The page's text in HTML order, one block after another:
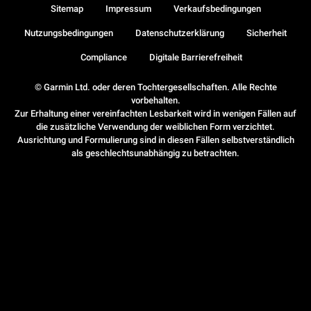
© Garmin Ltd. oder deren Tochtergesellschaften. Alle Rechte
vorbehalten.
Zur Erhaltung einer vereinfachten Lesbarkeit wird in wenigen Fällen auf
die zusätzliche Verwendung der weiblichen Form verzichtet.
Ausrichtung und Formulierung sind in diesen Fällen selbstverständlich
als geschlechtsunabhängig zu betrachten.
Sitemap Impressum Verkaufsbedingungen
Nutzungsbedingungen Datenschutzerklärung Sicherheit
Compliance Digitale Barrierefreiheit